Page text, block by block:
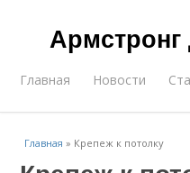
Армстронг
Главная Новости
Главная » Крепеж к потолку